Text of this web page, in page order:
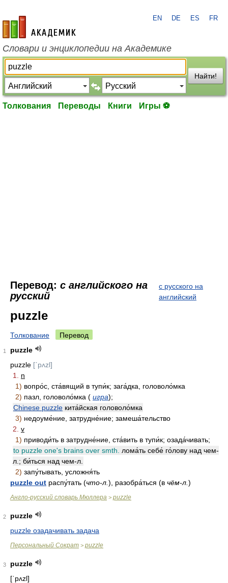
academic.ru
EN DE ES FR
Словари и энциклопедии на Академике
Найти!
Толкования Переводы Книги Игры ⚽
Перевод: с английского на
русский
с русского на
английский
puzzle
Толкование Перевод
1
puzzle
puzzle [ˊpʌzl]
1.
n
1) вопро́с, ста́вящий в тупи́к; зага́дка, головоло́мка
2) пазл, головоло́мка ( игра);
Chinese puzzle кита́йская головоло́мка
3) недоуме́ние, затрудне́ние; замеша́тельство
2. v
1) приводи́ть в затрудне́ние, ста́вить в тупи́к; озада́чивать;
to puzzle one's brains over smth.
лома́ть себе́ го́лову над чем-
л.; би́ться над чем-л.
2) запу́тывать, усложня́ть
puzzle out распу́тать (что-л. ), разобра́ться (в чём-л. )
Англо-русский словарь Мюллера > puzzle
2
puzzle
puzzle озадачивать задача
Персональный Сократ > puzzle
3
puzzle
[ˈpʌzl]